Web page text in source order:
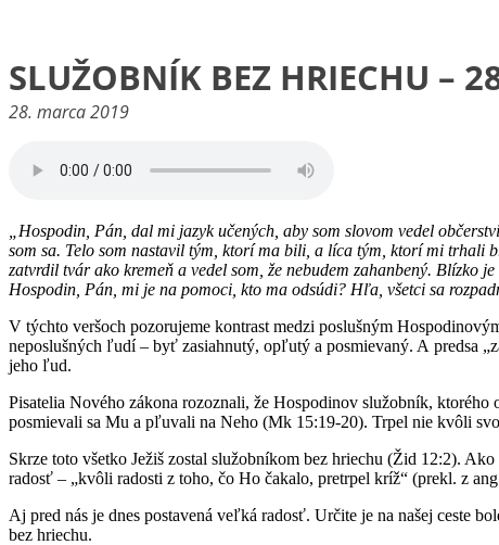
SLUŽOBNÍK BEZ HRIECHU –
28. marca 2019
„Hospodin, Pán, dal mi jazyk učených, aby som slovom vedel
som sa. Telo som nastavil tým, ktorí ma bili, a líca tým, ktorí mi trhali
zatvrdil tvár ako kremeň a vedel som, že nebudem zahanbený.
Hospodin, Pán, mi je na pomoci, kto ma odsúdi? Hľa, všetci sa
V týchto veršoch pozorujeme kontrast medzi poslušným
neposlušných ľudí – byť zasiahnutý, opľutý a posmievaný. A predsa
jeho ľud.
Pisatelia Nového zákona rozoznali, že Hospodinov služobník,
posmievali sa Mu a pľuvali na Neho (Mk 15:19-20). Trpel nie kvôli
Skrze toto všetko Ježiš zostal služobníkom bez hriechu (Žid 12:2).
radosť – „kvôli radosti z toho, čo Ho čakalo, pretrpel kríž“ (prekl. z
Aj pred nás je dnes postavená veľká radosť. Určite je na našej ceste
bez hriechu.